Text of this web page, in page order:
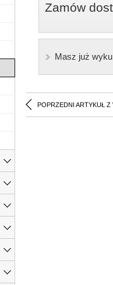
Zamów
Masz już
POPRZEDNI ARTYKUŁ Z